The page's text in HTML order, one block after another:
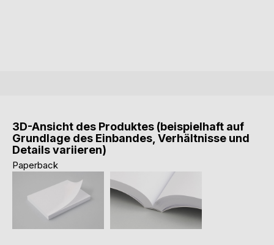
3D-Ansicht des Produktes (beispielhaft auf
Grundlage des Einbandes, Verhältnisse und
Details variieren)
Paperback